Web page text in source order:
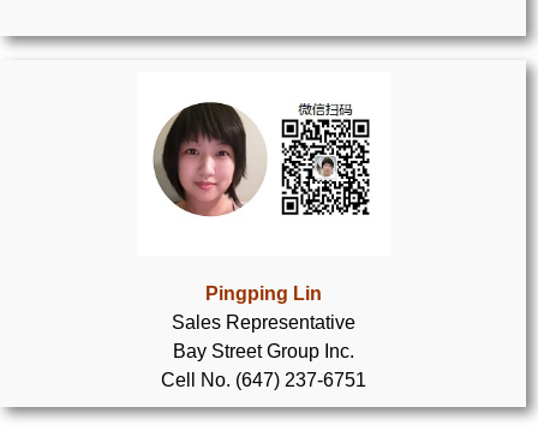
奥克维尔楼花项目
列治文山楼花项目
新居民
Pingping Lin
Sales Representative
Bay Street Group Inc.
Cell No. (647) 237-6751